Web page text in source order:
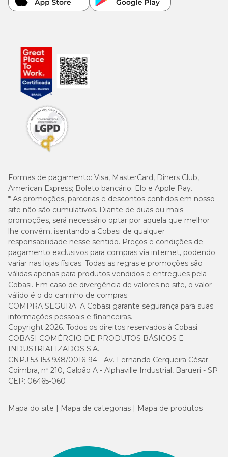
20,00 mg; Vitamina B1: 5,00 mg; Vitamina B2: 7,00 mg;
Formas de pagamento: Visa, MasterCard, Diners Club,
American Express; Boleto bancário; Elo e Apple Pay.
* As promoções, parcerias e descontos contidos em nosso
site não são cumulativos. Diante de duas ou mais
promoções, será necessário optar por aquela que melhor
lhe convém, isentando a Cobasi de qualquer
responsabilidade nesse sentido. Preços e condições de
pagamento exclusivos para compras via internet, podendo
variar nas lojas físicas. Todas as regras e promoções são
válidas apenas para produtos vendidos e entregues pela
Cobasi. Em caso de divergência de valores no site, o valor
válido é o do carrinho de compras.
COMPRA SEGURA. A Cobasi garante segurança para suas
informações pessoais e financeiras.
Copyright 2026. Todos os direitos reservados à Cobasi.
COBASI COMÉRCIO DE PRODUTOS BÁSICOS E
INDUSTRIALIZADOS S.A.
CNPJ 53.153.938/0016-94 - Av. Fernando Cerqueira César
Coimbra, nº 210, Galpão A - Alphaville Industrial, Barueri - SP
CEP: 06465-060
Mapa do site Mapa de categorias Mapa de produtos